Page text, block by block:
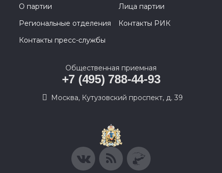
О партии
Лица партии
Региональные отделения
Контакты РИК
Контакты пресс-службы
Общественная приемная
+7 (495) 788-44-93
Москва, Кутузовский проспект, д. 39